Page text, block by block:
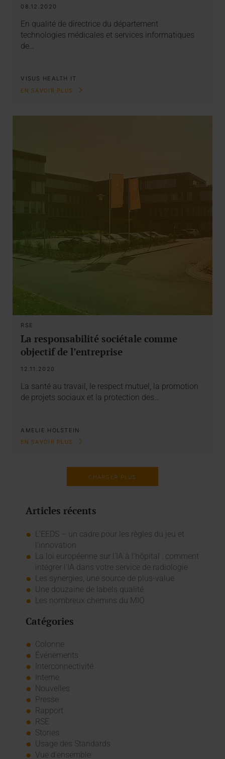
08.12.2020
En qualité de directrice du département
technologies médicales et services informatiques
de…
VISUS HEALTH IT
EN SAVOIR PLUS
RSE
La responsabilité sociétale comme
objectif de l’entreprise
12.11.2020
La santé au travail, le respect mutuel, la promotion
de projets sociaux et la protection des…
AMELIE HOLSTEIN
EN SAVOIR PLUS
CHARGER PLUS
Articles récents
L’EEDS – un cadre pour les règles du jeu et
l’innovation
La loi européenne sur l'IA à l'hôpital : comment
intégrer l'IA dans votre service de radiologie
Les synergies, une source de plus-value
Une douzaine de labels qualité
Les nombreux chemins du MIO
Catégories
Colonne
Événements
Interconnectivité
Interne
Nouvelles
Presse
Rapport
RSE
Stories
Usage des Standards
Vue d'ensemble